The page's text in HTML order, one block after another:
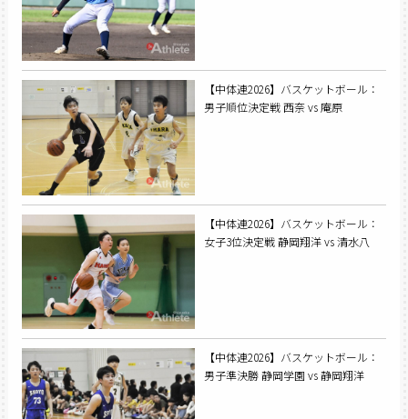
【中体連2026】バスケットボール：
男子順位決定戦 西奈 vs 庵原
【中体連2026】バスケットボール：
女子3位決定戦 静岡翔洋 vs 清水八
【中体連2026】バスケットボール：
男子準決勝 静岡学園 vs 静岡翔洋